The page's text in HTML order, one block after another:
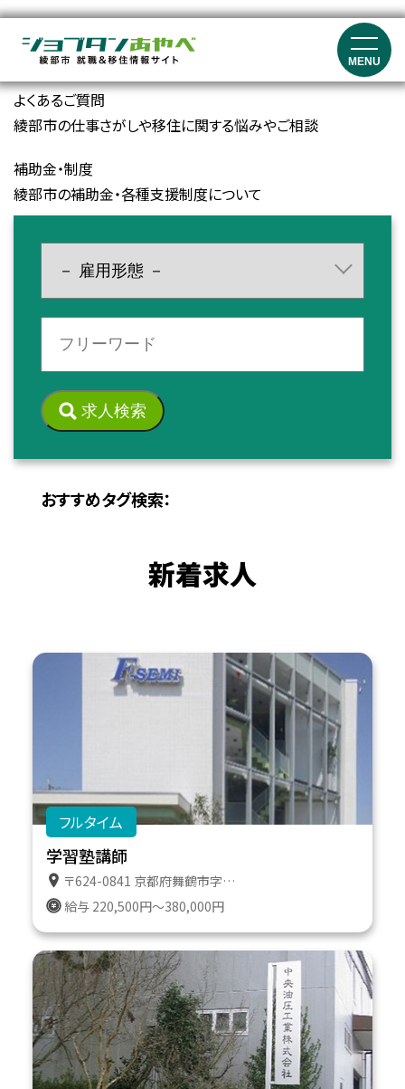
MENU
就職マッチングイベント、就職フェア、セミナーの開催情報
よくあるご質問
綾部市の仕事さがしや移住に関する悩みやご相談
補助金・制度
綾部市の補助金・各種支援制度について
求人検索
おすすめタグ検索：
新着求人
フルタイム
学習塾講師
〒624-0841 京都府舞鶴市字引土４２７の１７番地
給与 220,500円～380,000円